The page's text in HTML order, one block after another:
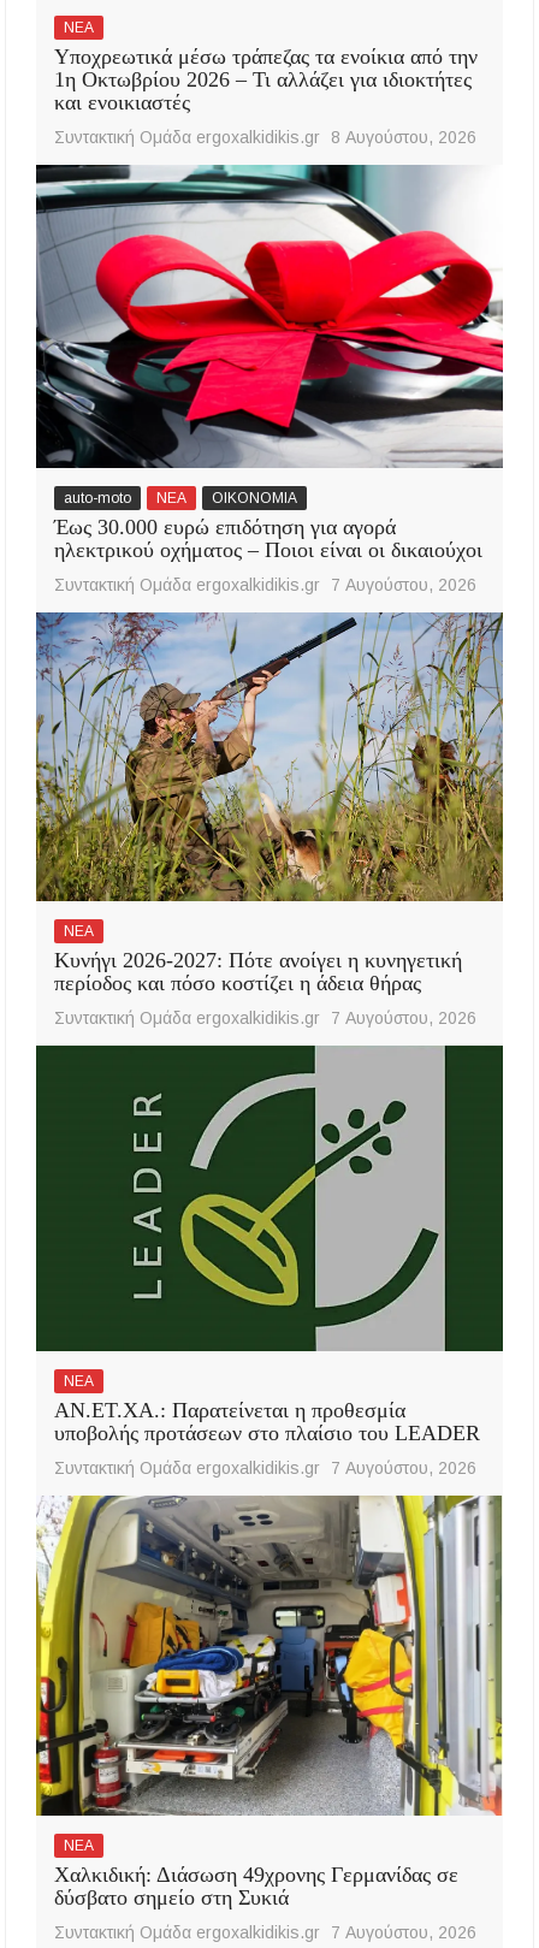
ΝΕΑ
Υποχρεωτικά μέσω τράπεζας τα ενοίκια από την
1η Οκτωβρίου 2026 – Τι αλλάζει για ιδιοκτήτες
και ενοικιαστές
Συντακτική Ομάδα ergoxalkidikis.gr 8 Αυγούστου, 2026
auto-moto ΝΕΑ ΟΙΚΟΝΟΜΙΑ
Έως 30.000 ευρώ επιδότηση για αγορά
ηλεκτρικού οχήματος – Ποιοι είναι οι δικαιούχοι
Συντακτική Ομάδα ergoxalkidikis.gr 7 Αυγούστου, 2026
ΝΕΑ
Κυνήγι 2026-2027: Πότε ανοίγει η κυνηγετική
περίοδος και πόσο κοστίζει η άδεια θήρας
Συντακτική Ομάδα ergoxalkidikis.gr 7 Αυγούστου, 2026
ΝΕΑ
ΑΝ.ΕΤ.ΧΑ.: Παρατείνεται η προθεσμία
υποβολής προτάσεων στο πλαίσιο του LEADER
Συντακτική Ομάδα ergoxalkidikis.gr 7 Αυγούστου, 2026
ΝΕΑ
Χαλκιδική: Διάσωση 49χρονης Γερμανίδας σε
δύσβατο σημείο στη Συκιά
Συντακτική Ομάδα ergoxalkidikis.gr 7 Αυγούστου, 2026